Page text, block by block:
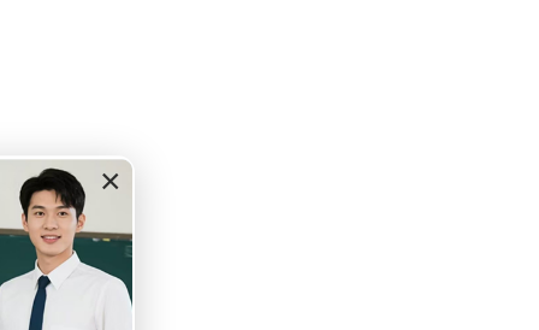
×
下幾點：